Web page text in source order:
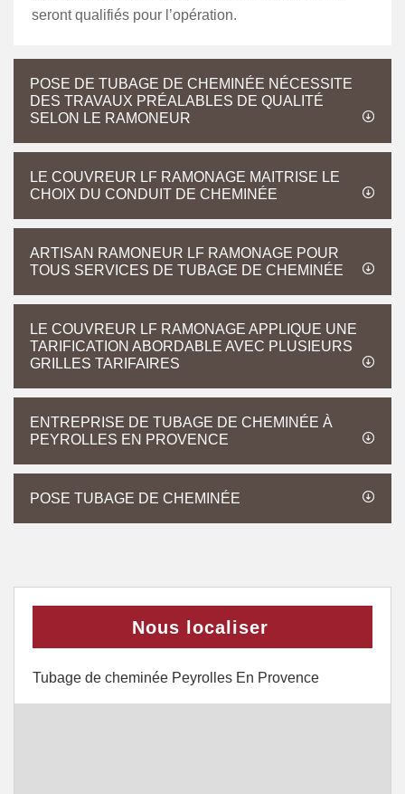
seront qualifiés pour l’opération.
POSE DE TUBAGE DE CHEMINÉE NÉCESSITE
DES TRAVAUX PRÉALABLES DE QUALITÉ
SELON LE RAMONEUR
LE COUVREUR LF RAMONAGE MAITRISE LE
CHOIX DU CONDUIT DE CHEMINÉE
ARTISAN RAMONEUR LF RAMONAGE POUR
TOUS SERVICES DE TUBAGE DE CHEMINÉE
LE COUVREUR LF RAMONAGE APPLIQUE UNE
TARIFICATION ABORDABLE AVEC PLUSIEURS
GRILLES TARIFAIRES
ENTREPRISE DE TUBAGE DE CHEMINÉE À
PEYROLLES EN PROVENCE
POSE TUBAGE DE CHEMINÉE
Nous localiser
Tubage de cheminée Peyrolles En Provence